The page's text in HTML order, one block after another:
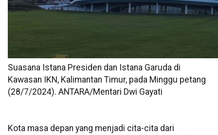
Suasana Istana Presiden dan Istana Garuda di
Kawasan IKN, Kalimantan Timur, pada Minggu petang
(28/7/2024). ANTARA/Mentari Dwi Gayati
Kota masa depan yang menjadi cita-cita dari